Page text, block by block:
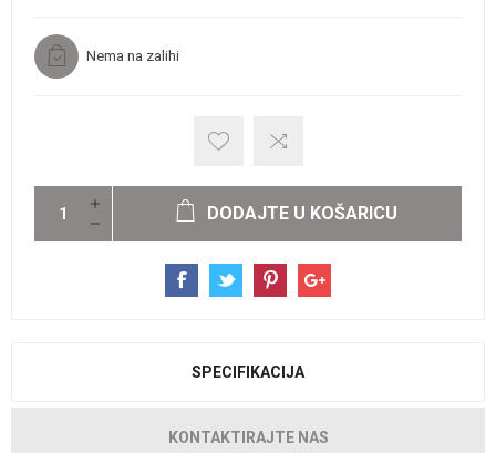
Nema na zalihi
DODAJTE U KOŠARICU
SPECIFIKACIJA
KONTAKTIRAJTE NAS